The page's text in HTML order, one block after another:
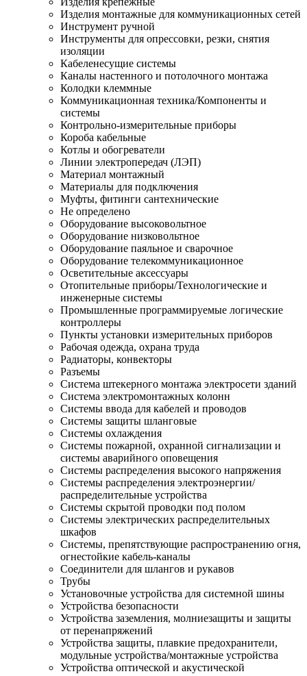
Изделия монтажные для коммуникационных сетей
Инструмент ручной
Инструменты для опрессовки, резки, снятия
изоляции
Кабеленесущие системы
Каналы настенного и потолочного монтажа
Колодки клеммные
Коммуникационная техника/Компоненты и
системы
Контрольно-измерительные приборы
Короба кабельные
Котлы и обогреватели
Линии электропередач (ЛЭП)
Материал монтажный
Материалы для подключения
Муфты, фитинги сантехнические
Не определено
Оборудование высоковольтное
Оборудование низковольтное
Оборудование паяльное и сварочное
Оборудование телекоммуникационное
Осветительные аксессуары
Отопительные приборы/Технологические и
инженерные системы
Промышленные программируемые логические
контроллеры
Пункты установки измерительных приборов
Рабочая одежда, охрана труда
Радиаторы, конвекторы
Разъемы
Система штекерного монтажа электросети зданий
Система электромонтажных колонн
Системы ввода для кабелей и проводов
Системы защиты шланговые
Системы охлаждения
Системы пожарной, охранной сигнализации и
системы аварийного оповещения
Системы распределения высокого напряжения
Системы распределения электроэнергии/
распределительные устройства
Системы скрытой проводки под полом
Системы электрических распределительных
шкафов
Системы, препятствующие распространению огня,
огнестойкие кабель-каналы
Соединители для шлангов и рукавов
Трубы
Установочные устройства для системной шины
Устройства безопасности
Устройства заземления, молниезащиты и защиты
от перенапряжений
Устройства защиты, плавкие предохранители,
модульные устройства/монтажные устройства
Устройства оптической и акустической